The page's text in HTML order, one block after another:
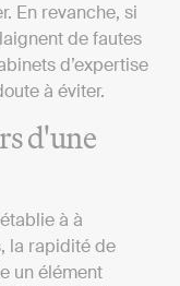
En revanche, si
de fautes
d’expertise
à éviter.
d'une
à à
la rapidité de
un élément